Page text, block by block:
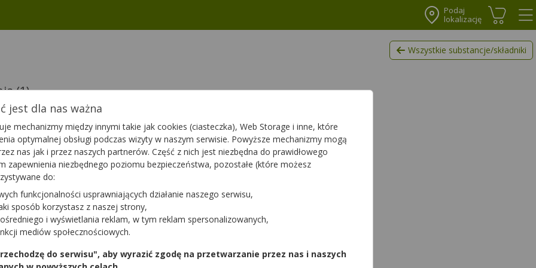
Podaj
lokalizację
Koszyk
Wszystkie substancje/składniki
(1)
g
jest dla nas ważna
mechanizmy między innymi takie jak cookies (ciasteczka), Web Storage i inne, które
optymalnej obsługi podczas wizyty w naszym serwisie. Powyższe mechanizmy mogą
nas jak i przez naszych partnerów. Część z nich jest niezbędna do prawidłowego
zapewnienia niezbędnego poziomu bezpieczeństwa, pozostałe (które możesz
do:
funkcjonalności usprawniających działanie naszego serwisu,
sposób korzystasz z naszej strony,
i wyświetlania reklam, w tym reklam spersonalizowanych,
mediów społecznościowych.
do serwisu", aby wyrazić zgodę na przetwarzanie przez nas i naszych